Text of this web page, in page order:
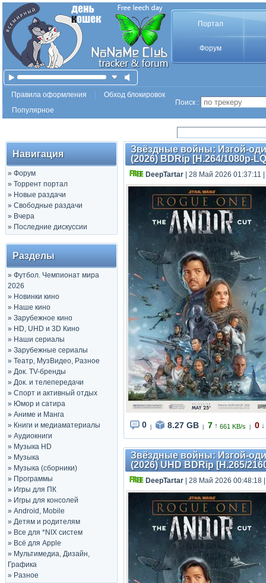
Портал
Форум
Правила оформления
Обход блокировок
Популярное
Поиск :
Навигация
» Форум
» Торрент портал
» Новые раздачи
» Свободные раздачи
» Вчера
» Последние дискуссии
Разделы
» Футбол. Чемпионат мира
2026
» Новинки кино
» Наше кино
» Зарубежное кино
» HD, UHD и 3D Кино
» Наши сериалы
» Зарубежные сериалы
» Театр, МузВидео, Разное
» Док. TV-бренды
» Док. и телепередачи
» Спорт и активный отдых
» Юмор и сатира
» Аниме и Манга
» Книги и медиаматериалы
» Аудиокниги
» Музыка HD
» Музыка
» Музыка (сборники)
» Программы
» Игры для ПК
» Игры для консолей
» Android, Mobile
» Детям и родителям
» Все для *NIX систем
» Всё для Apple
» Мультимедиа, Дизайн,
Графика
» Разное
Звёздные войны: Изгой-
(2026) BDRip [H.264/1080p-
DeepTartar | 28 Май 2026 01:37:11
0 8.27 GB 7 ↑ 661 KB/s 0 ↓
Звёздные войны: Изгой-
(2026) UHD BDRip [H.265/
DeepTartar | 28 Май 2026 00:48:18